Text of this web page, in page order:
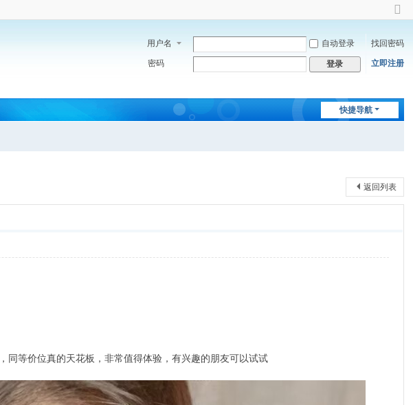
切
到
窄
版
用户名 自动登录 找回密码
密码 登录 立即注册
快捷导航
返回列表
同等价位真的天花板，非常值得体验，有兴趣的朋友可以试试